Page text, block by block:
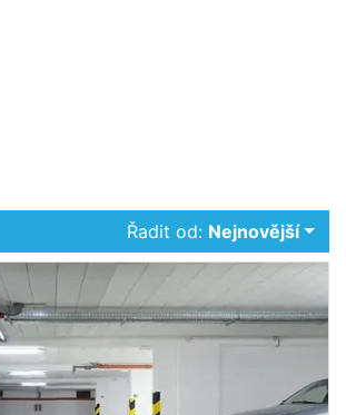
Řadit od: Nejnovější